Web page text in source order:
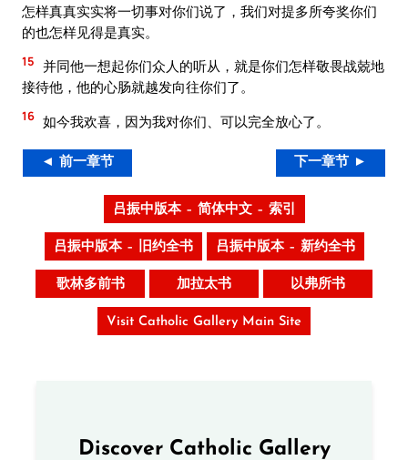
怎样真真实实将一切事对你们说了，我们对提多所夸奖你们
的也怎样见得是真实。
15 并同他一想起你们众人的听从，就是你们怎样敬畏战兢地
接待他，他的心肠就越发向往你们了。
16 如今我欢喜，因为我对你们、可以完全放心了。
◄ 前一章节 下一章节 ►
吕振中版本 – 简体中文 – 索引
吕振中版本 – 旧约全书 吕振中版本 – 新约全书
歌林多前书 加拉太书 以弗所书
Visit Catholic Gallery Main Site
Discover Catholic Gallery